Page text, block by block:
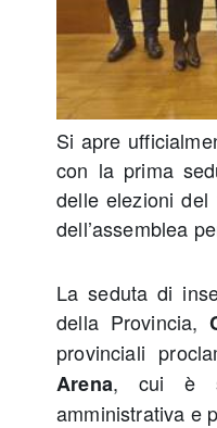
Si apre
con la prima
delle elezioni
dell’assemblea
La seduta di
della Provincia,
provinciali
Arena, cui è
amministrativa e